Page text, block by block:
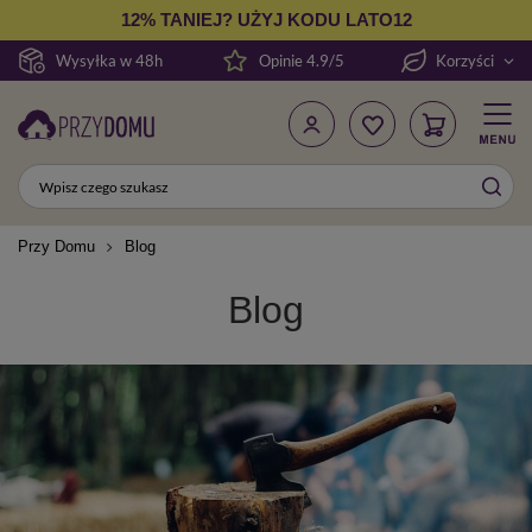
Wysyłka w 48h
12% TANIEJ? UŻYJ KODU LATO12
Opinie 4.9/5 Korzyści
Przy Domu Blog
Blog